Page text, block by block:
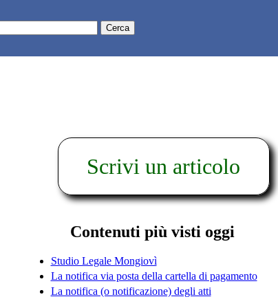
Scrivi un articolo
Contenuti più visti oggi
Studio Legale Mongiovì
La notifica via posta della cartella di pagamento
La notifica (o notificazione) degli atti